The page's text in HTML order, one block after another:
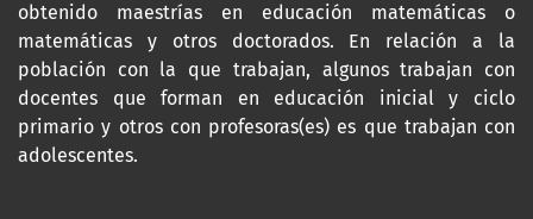
obtenido maestrías en educación matemáticas o
matemáticas y otros doctorados. En relación a la
población con la que trabajan, algunos trabajan con
docentes que forman en educación inicial y ciclo
primario y otros con profesoras(es) es que trabajan con
adolescentes.